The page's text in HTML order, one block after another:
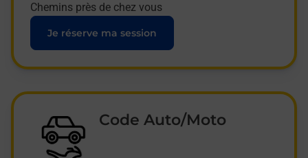
Chemins près de chez vous
Je réserve ma session
Code Auto/Moto